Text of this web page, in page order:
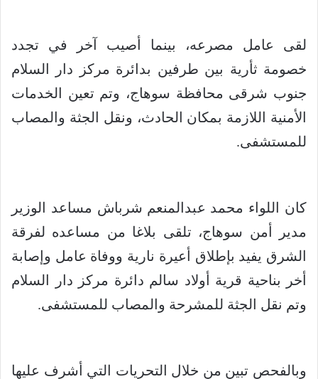
لقى عامل مصرعه، بينما أصيب آخر في تجدد
خصومة ثأرية بين طرفين بدائرة مركز دار السلام
جنوب شرقى محافظة سوهاج، وتم تعين الخدمات
الأمنية اللازمة بمكان الحادث، ونقل الجثة والمصاب
للمستشفى.
كان اللواء محمد عبدالمنعم شرباش مساعد الوزير
مدير أمن سوهاج، تلقى بلاغا من مساعده لفرقة
الشرق يفيد بإطلاق أعيرة نارية ووفاة عامل وإصابة
أخر بناحية قرية أولاد سالم دائرة مركز دار السلام
وتم نقل الجثة للمشرحة والمصاب للمستشفى.
وبالفحص تبين من خلال التحريات التي أشرف عليها